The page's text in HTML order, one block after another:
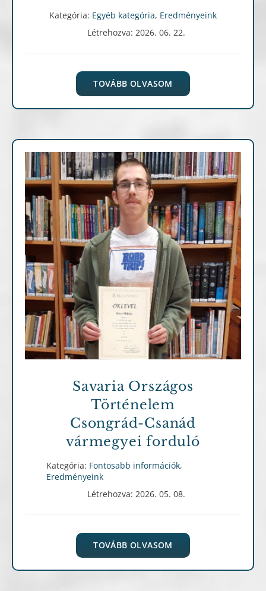
Kategória: Egyéb kategória, Eredményeink
Létrehozva: 2026. 06. 22.
TOVÁBB OLVASOM
Fontosabb információk Eredményeink
Savaria Országos
Történelem
Csongrád-Csanád
vármegyei forduló
Kategória: Fontosabb információk,
Eredményeink
Létrehozva: 2026. 05. 08.
TOVÁBB OLVASOM